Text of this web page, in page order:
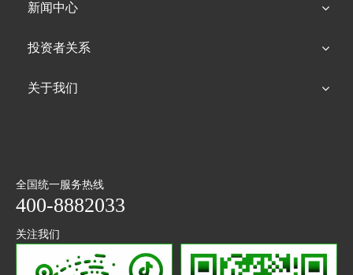
新闻中心
投资者关系
关于我们
全国统一服务热线
400-8882033
关注我们